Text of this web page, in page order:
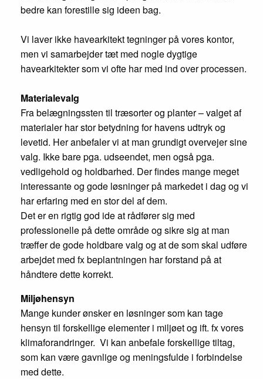
bedre kan forestille sig ideen bag.
Vi laver ikke havearkitekt tegninger på vores kontor,
men vi samarbejder tæt med nogle dygtige
havearkitekter som vi ofte har med ind over processen.
Materialevalg
Fra belægningssten til træsorter og planter – valget af
materialer har stor betydning for havens udtryk og
levetid. Her anbefaler vi at man grundigt overvejer sine
valg. Ikke bare pga. udseendet, men også pga.
vedligehold og holdbarhed. Der findes mange meget
interessante og gode løsninger på markedet i dag og vi
har erfaring med en stor del af dem.
Det er en rigtig god ide at rådfører sig med
professionelle på dette område og sikre sig at man
træffer de gode holdbare valg og at de som skal udføre
arbejdet med fx beplantningen har forstand på at
håndtere dette korrekt.
Miljøhensyn
Mange kunder ønsker en løsninger som kan tage
hensyn til forskellige elementer i miljøet og ift. fx vores
klimaforandringer. Vi kan anbefale forskellige tiltag,
som kan være gavnlige og meningsfulde i forbindelse
med dette.